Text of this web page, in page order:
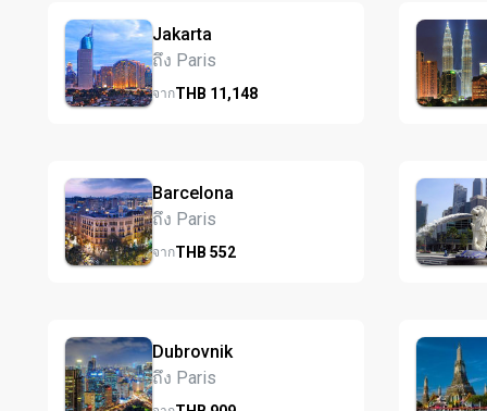
Jakarta
ถึง Paris
จากTHB 11,148
Barcelona
ถึง Paris
จากTHB 552
Dubrovnik
ถึง Paris